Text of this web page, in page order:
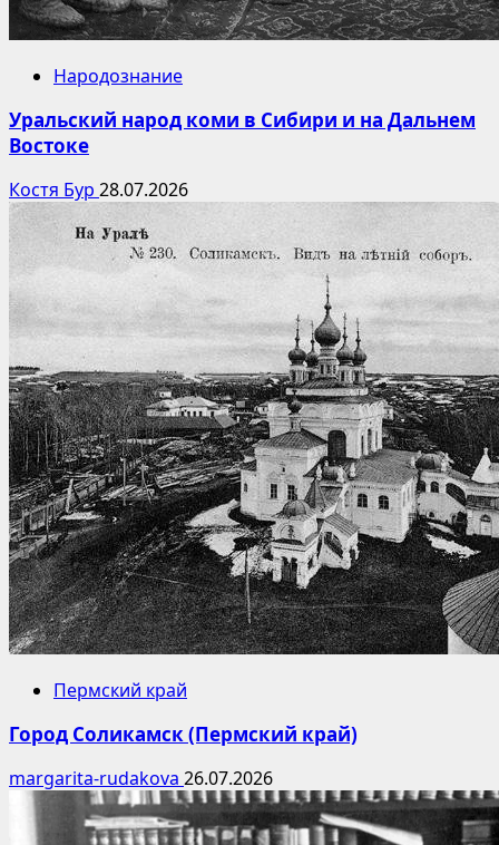
Народознание
Уральский народ коми в Сибири и на Дальнем
Востоке
Костя Бур 28.07.2026
Пермский край
Город Соликамск (Пермский край)
margarita-rudakova 26.07.2026